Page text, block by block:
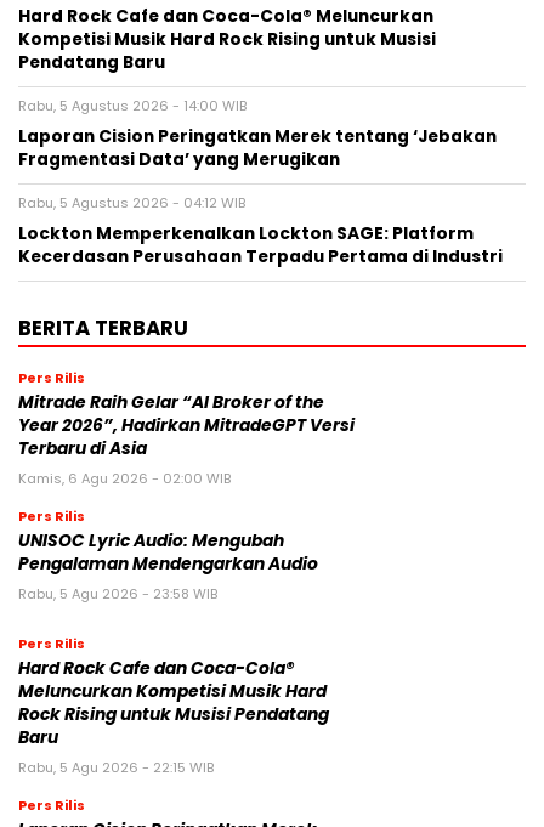
Hard Rock Cafe dan Coca-Cola® Meluncurkan
Kompetisi Musik Hard Rock Rising untuk Musisi
Pendatang Baru
Rabu, 5 Agustus 2026 - 14:00 WIB
Laporan Cision Peringatkan Merek tentang ‘Jebakan
Fragmentasi Data’ yang Merugikan
Rabu, 5 Agustus 2026 - 04:12 WIB
Lockton Memperkenalkan Lockton SAGE: Platform
Kecerdasan Perusahaan Terpadu Pertama di Industri
BERITA TERBARU
Pers Rilis
Mitrade Raih Gelar “AI Broker of the
Year 2026”, Hadirkan MitradeGPT Versi
Terbaru di Asia
Kamis, 6 Agu 2026 - 02:00 WIB
Pers Rilis
UNISOC Lyric Audio: Mengubah
Pengalaman Mendengarkan Audio
Rabu, 5 Agu 2026 - 23:58 WIB
Pers Rilis
Hard Rock Cafe dan Coca-Cola®
Meluncurkan Kompetisi Musik Hard
Rock Rising untuk Musisi Pendatang
Baru
Rabu, 5 Agu 2026 - 22:15 WIB
Pers Rilis